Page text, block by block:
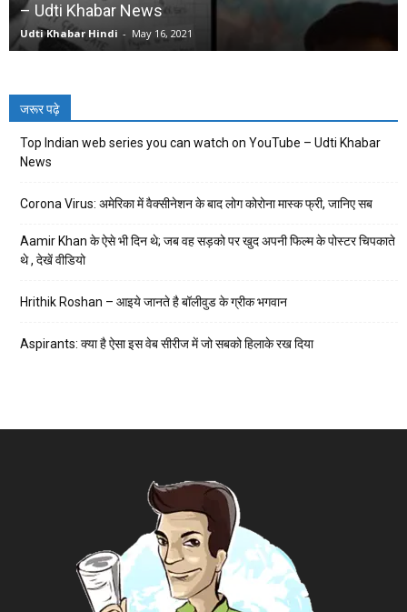
– Udti Khabar News
Udti Khabar Hindi - May 16, 2021
जरूर पढ़े
Top Indian web series you can watch on YouTube – Udti Khabar
News
Corona Virus: अमेरिका में वैक्सीनेशन के बाद लोग कोरोना मास्क फ्री, जानिए सब
Aamir Khan के ऐसे भी दिन थे; जब वह सड़को पर खुद अपनी फिल्म के पोस्टर चिपकाते
थे , देखें वीडियो
Hrithik Roshan – आइये जानते है बॉलीवुड के ग्रीक भगवान
Aspirants: क्या है ऐसा इस वेब सीरीज में जो सबको हिलाके रख दिया